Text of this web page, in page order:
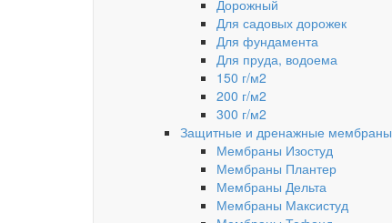
Дорожный
Для садовых дорожек
Для фундамента
Для пруда, водоема
150 г/м2
200 г/м2
300 г/м2
Защитные и дренажные мембраны
Мембраны Изостуд
Мембраны Плантер
Мембраны Дельта
Мембраны Максистуд